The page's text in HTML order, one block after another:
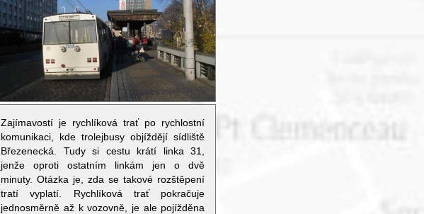
Zajímavostí je rychlíková trať po rychlostní
komunikaci, kde trolejbusy objíždějí sídliště
Březenecká. Tudy si cestu krátí linka 31,
jenže oproti ostatním linkám jen o dvě
minuty. Otázka je, zda se takové rozštěpení
tratí vyplatí. Rychlíková trať pokračuje
jednosměrně až k vozovně, je ale pojížděna